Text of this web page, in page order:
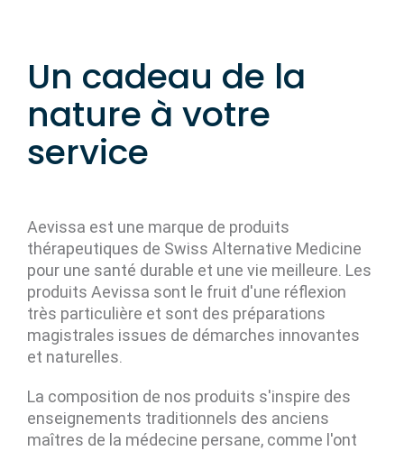
Un cadeau de la
nature à votre
service
Aevissa est une marque de produits
thérapeutiques de Swiss Alternative Medicine
pour une santé durable et une vie meilleure. Les
produits Aevissa sont le fruit d'une réflexion
très particulière et sont des préparations
magistrales issues de démarches innovantes
et naturelles.
La composition de nos produits s'inspire des
enseignements traditionnels des anciens
maîtres de la médecine persane, comme l'ont